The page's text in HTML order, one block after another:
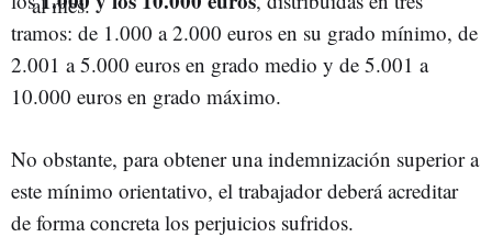
tramos: de 1.000 a 2.000 euros en su grado mínimo, de
2.001 a 5.000 euros en grado medio y de 5.001 a
10.000 euros en grado máximo.
No obstante, para obtener una indemnización superior a
este mínimo orientativo, el trabajador deberá acreditar
de forma concreta los perjuicios sufridos.